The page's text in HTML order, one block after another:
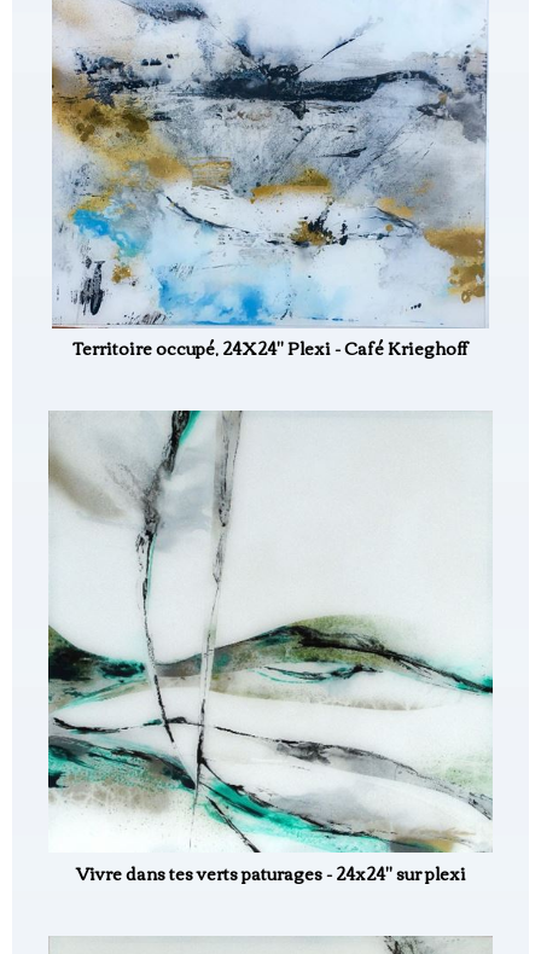
Territoire occupé, 24X24" Plexi - Café Krieghoff
Vivre dans tes verts paturages - 24x24" sur plexi